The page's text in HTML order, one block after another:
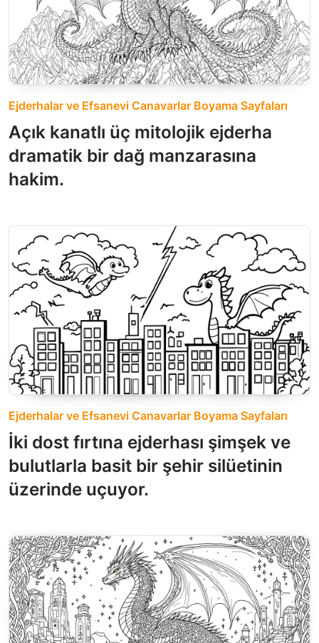
Ejderhalar ve Efsanevi Canavarlar Boyama Sayfaları
Açık kanatlı üç mitolojik ejderha
dramatik bir dağ manzarasına
hakim.
Ejderhalar ve Efsanevi Canavarlar Boyama Sayfaları
İki dost fırtına ejderhası şimşek ve
bulutlarla basit bir şehir silüetinin
üzerinde uçuyor.